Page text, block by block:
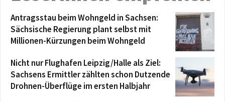
Antragsstau beim Wohngeld in Sachsen:
Sächsische Regierung plant selbst mit
Millionen-Kürzungen beim Wohngeld
Nicht nur Flughafen Leipzig/Halle als Ziel:
Sachsens Ermittler zählten schon Dutzende
Drohnen-Überflüge im ersten Halbjahr